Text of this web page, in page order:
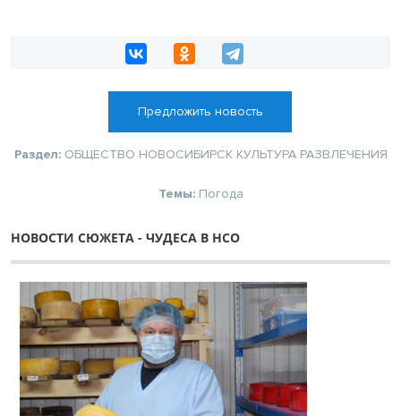
Предложить новость
Раздел: ОБЩЕСТВО НОВОСИБИРСК КУЛЬТУРА РАЗВЛЕЧЕНИЯ
Темы: Погода
НОВОСТИ СЮЖЕТА - ЧУДЕСА В НСО